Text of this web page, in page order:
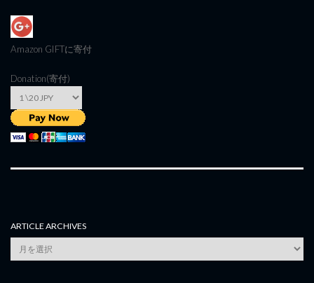
Amazon GIFTに寄付
Donation(寄付)
ARTICLE ARCHIVES
Article
Archives